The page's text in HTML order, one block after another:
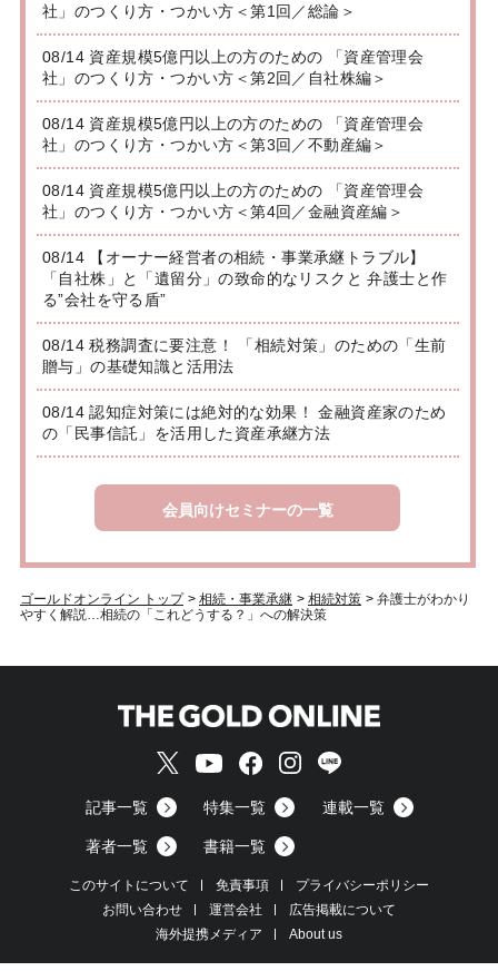
社」のつくり方・つかい方＜第1回／総論＞
08/14 資産規模5億円以上の方のための 「資産管理会
社」のつくり方・つかい方＜第2回／自社株編＞
08/14 資産規模5億円以上の方のための 「資産管理会
社」のつくり方・つかい方＜第3回／不動産編＞
08/14 資産規模5億円以上の方のための 「資産管理会
社」のつくり方・つかい方＜第4回／金融資産編＞
08/14 【オーナー経営者の相続・事業承継トラブル】
「自社株」と「遺留分」の致命的なリスクと 弁護士と作
る”会社を守る盾”
08/14 税務調査に要注意！ 「相続対策」のための「生前
贈与」の基礎知識と活用法
08/14 認知症対策には絶対的な効果！ 金融資産家のため
の「民事信託」を活用した資産承継方法
会員向けセミナーの一覧
ゴールドオンライン トップ > 相続・事業承継 > 相続対策 > 弁護士がわかり
やすく解説…相続の「これどうする？」への解決策
記事一覧 特集一覧 連載一覧
著者一覧 書籍一覧
このサイトについて 免責事項
プライバシーポリシー
お問い合わせ
運営会社
広告掲載について
海外提携メディア
About us